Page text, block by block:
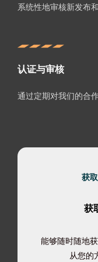
系统性地审核新发布
认证与审核
通过定期对我们的合
获
获
能够随时随地
从您的